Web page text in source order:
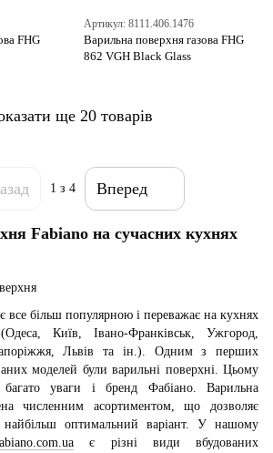
FHG
Артикул: 8111.406.1476
Варильна поверхня газова FHG
862 VGH Black Glass
ще 20 товарів
1 з 4 Вперед
Fabiano на сучасних кухнях
все більш популярною і переважає на кухнях
Київ, Івано-Франківськ, Ужгород,
Львів та ін.). Одним з перших
моделей були варильні поверхні. Цьому
уваги і бренд Фабіано. Варильна
​​численним асортиментом, що дозволяє
оптимальний варіант. У нашому
є різні види вбудованих